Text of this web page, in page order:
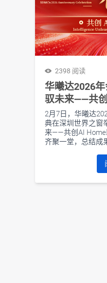
2398 阅读
华曦达2026
驭未来——共
2月7日，华曦达
典在深圳世界之窗
来——共创AI Home
齐聚一堂，总结成